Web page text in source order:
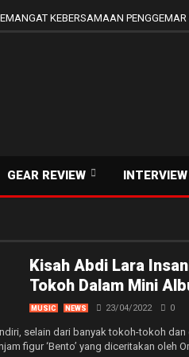
KEBERSAMAAN
GEAR REVIEW INTERVIEW
Kisah Abdi Lara
Tokoh Dalam Mini
MUSIC NEWS 23/04/2022 0
selain dari banyak tokoh-tokoh
figur ‘Bento’ yang diceritakan oleh